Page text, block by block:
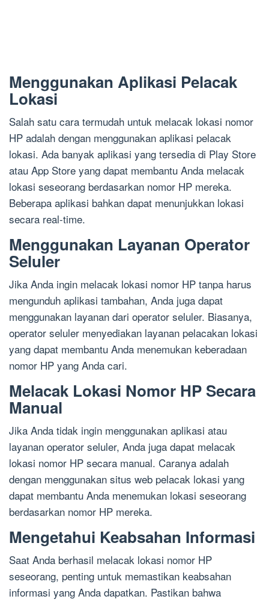
Menggunakan Aplikasi Pelacak
Lokasi
Salah satu cara termudah untuk melacak lokasi nomor
HP adalah dengan menggunakan aplikasi pelacak
lokasi. Ada banyak aplikasi yang tersedia di Play Store
atau App Store yang dapat membantu Anda melacak
lokasi seseorang berdasarkan nomor HP mereka.
Beberapa aplikasi bahkan dapat menunjukkan lokasi
secara real-time.
Menggunakan Layanan Operator
Seluler
Jika Anda ingin melacak lokasi nomor HP tanpa harus
mengunduh aplikasi tambahan, Anda juga dapat
menggunakan layanan dari operator seluler. Biasanya,
operator seluler menyediakan layanan pelacakan lokasi
yang dapat membantu Anda menemukan keberadaan
nomor HP yang Anda cari.
Melacak Lokasi Nomor HP Secara
Manual
Jika Anda tidak ingin menggunakan aplikasi atau
layanan operator seluler, Anda juga dapat melacak
lokasi nomor HP secara manual. Caranya adalah
dengan menggunakan situs web pelacak lokasi yang
dapat membantu Anda menemukan lokasi seseorang
berdasarkan nomor HP mereka.
Mengetahui Keabsahan Informasi
Saat Anda berhasil melacak lokasi nomor HP
seseorang, penting untuk memastikan keabsahan
informasi yang Anda dapatkan. Pastikan bahwa